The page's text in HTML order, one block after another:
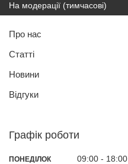
На модерації (тимчасові)
Про нас
Статті
Новини
Відгуки
Графік роботи
ПОНЕДІЛОК 09:00 18:00